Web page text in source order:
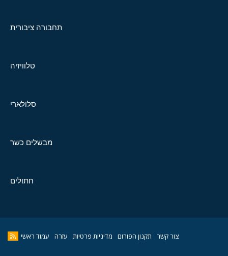
תחבורה ציבורית
טלוויזיה
סלולארי
מבשלים כשר
חתולים
צור קשר תקנון הפורום מדיניות פרטיות עזרה עמוד ראשי